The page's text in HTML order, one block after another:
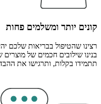
קונים יותר ומשלמים פחות
רצינו שהטיפול בבריאות שלכם
בנינו שילובים חכמים של
תתמידו בקלות, ותרגישו את